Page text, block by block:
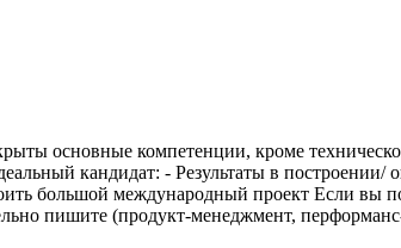
основные компетенции, кроме
кандидат: - Результаты в построении/
большой международный проект Если вы
пишите (продукт-менеджмент,